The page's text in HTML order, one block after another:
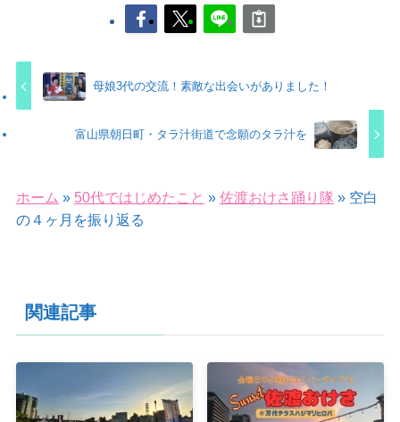
母娘3代の交流！素敵な出会いがありました！
富山県朝日町・タラ汁街道で念願のタラ汁を
ホーム » 50代ではじめたこと » 佐渡おけさ踊り隊 »空白
の４ヶ月を振り返る
関連記事